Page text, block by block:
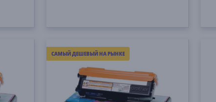
САМЫЙ ДЕШЕВЫЙ НА РЫНКЕ